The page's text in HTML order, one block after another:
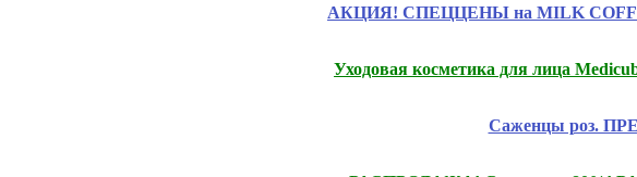
АКЦИЯ! СПЕЦЦЕНЫ на MILK
Уходовая косметика для лица
Саженцы роз.